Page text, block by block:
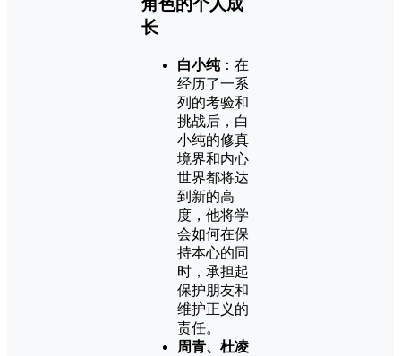
角色的个人成
长
白小纯：在
经历了一系
列的考验和
挑战后，白
小纯的修真
境界和内心
世界都将达
到新的高
度，他将学
会如何在保
持本心的同
时，承担起
保护朋友和
维护正义的
责任。
周青、杜凌